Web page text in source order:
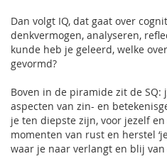
Dan volgt IQ, dat gaat over
denkvermogen, analyseren,
kunde heb je geleerd, welke
gevormd?
Boven in de piramide zit de
aspecten van zin- en
je ten diepste zijn, voor jezelf
momenten van rust en herstel
waar je naar verlangt en blij